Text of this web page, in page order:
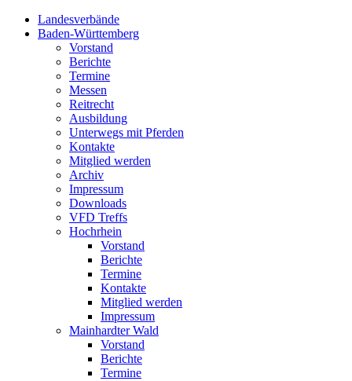
Landesverbände
Baden-Württemberg
Vorstand
Berichte
Termine
Messen
Reitrecht
Ausbildung
Unterwegs mit Pferden
Kontakte
Mitglied werden
Archiv
Impressum
Downloads
VFD Treffs
Hochrhein
Vorstand
Berichte
Termine
Kontakte
Mitglied werden
Impressum
Mainhardter Wald
Vorstand
Berichte
Termine